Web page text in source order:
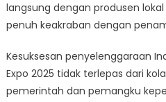
langsung dengan produsen
penuh keakraban dengan
Kesuksesan penyelenggaraan
Expo 2025 tidak terlepas dari
pemerintah dan pemangku